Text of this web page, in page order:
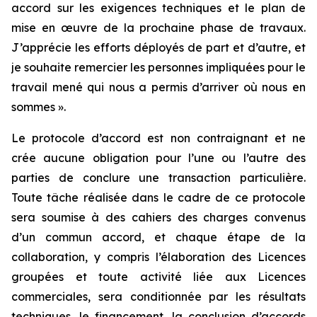
accord sur les exigences techniques et le plan de
mise en œuvre de la prochaine phase de travaux.
J’apprécie les efforts déployés de part et d’autre, et
je souhaite remercier les personnes impliquées pour le
travail mené qui nous a permis d’arriver où nous en
sommes ».
Le protocole d’accord est non contraignant et ne
crée aucune obligation pour l’une ou l’autre des
parties de conclure une transaction particulière.
Toute tâche réalisée dans le cadre de ce protocole
sera soumise à des cahiers des charges convenus
d’un commun accord, et chaque étape de la
collaboration, y compris l’élaboration des Licences
groupées et toute activité liée aux Licences
commerciales, sera conditionnée par les résultats